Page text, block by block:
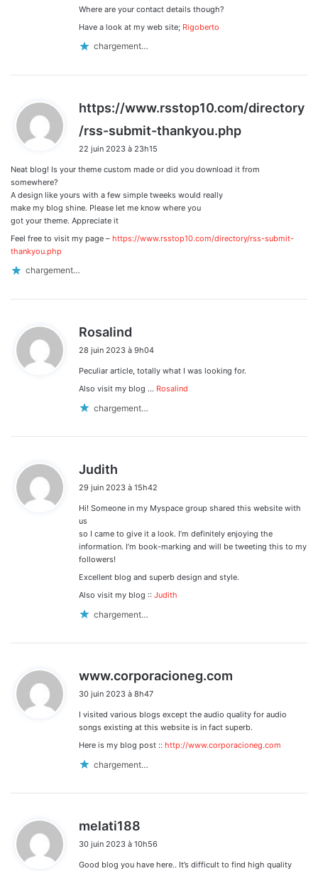
Where are your contact details though?
Have a look at my web site; Rigoberto
chargement…
https://www.rsstop10.com/directory
/rss-submit-thankyou.php
22 juin 2023 à 23h15
Neat blog! Is your theme custom made or did you download it from
somewhere?
A design like yours with a few simple tweeks would really
make my blog shine. Please let me know where you
got your theme. Appreciate it
Feel free to visit my page – https://www.rsstop10.com/directory/rss-submit-
thankyou.php
chargement…
Rosalind
28 juin 2023 à 9h04
Peculiar article, totally what I was looking for.
Also visit my blog … Rosalind
chargement…
Judith
t
29 juin 2023 à 15h42
Hi! Someone in my Myspace group shared this website with
us
so I came to give it a look. I’m definitely enjoying the
information. I’m book-marking and will be tweeting this to my
followers!
Excellent blog and superb design and style.
Also visit my blog :: Judith
chargement…
www.corporacioneg.com
:
30 juin 2023 à 8h47
I visited various blogs except the audio quality for audio
songs existing at this website is in fact superb.
Here is my blog post :: http://www.corporacioneg.com
chargement…
melati188
t
30 juin 2023 à 10h56
Good blog you have here.. It’s difficult to find high quality